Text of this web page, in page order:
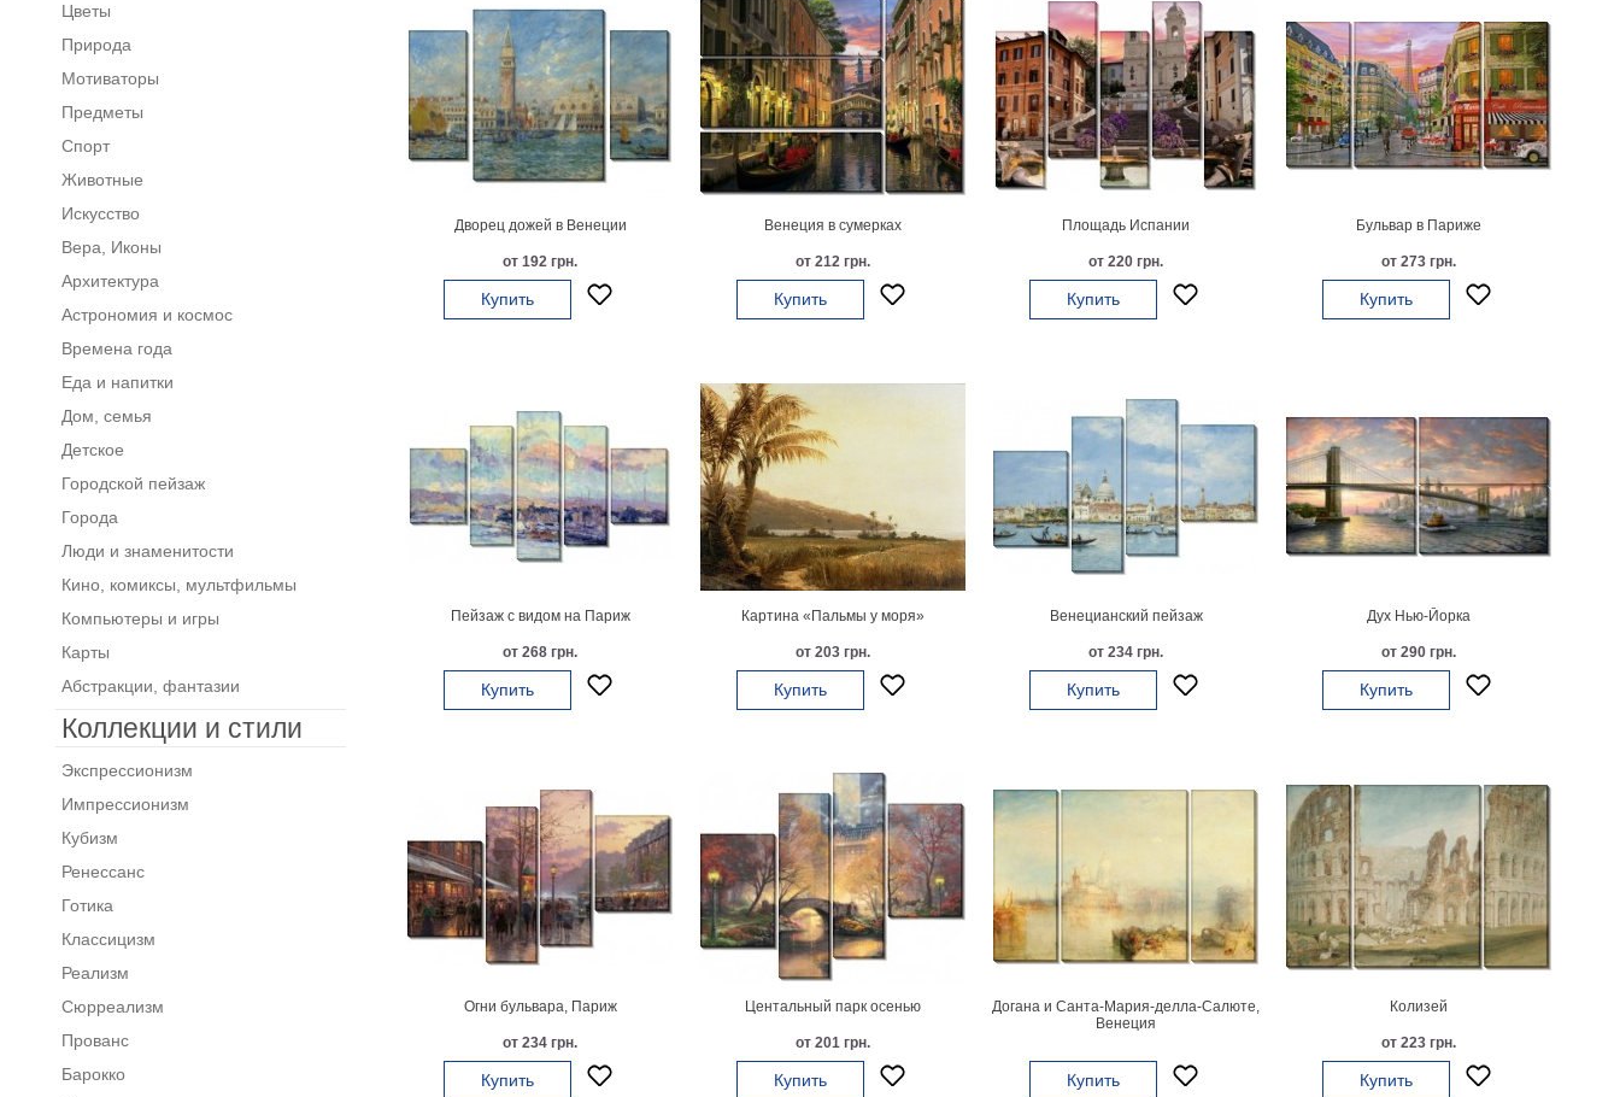
Дворец дожей в Венеции
от 192 грн.
Купить
Венеция в сумерках
от 212 грн.
Купить
Площадь Испании
от 220 грн.
Купить
Бульвар в Париже
от 273 грн.
Купить
Пейзаж с видом на Париж
от 268 грн.
Купить
Картина «Пальмы у моря»
от 203 грн.
Купить
Венецианский пейзаж
от 234 грн.
Купить
Дух Нью-Йорка
от 290 грн.
Купить
Огни бульвара, Париж
от 234 грн.
Купить
Центальный парк осенью
от 201 грн.
Купить
Догана и Санта-Мария-делла-Салюте,
Венеция
Купить
Колизей
от 223 грн.
Купить
Цветы
Природа
Мотиваторы
Предметы
Спорт
Животные
Искусство
Вера, Иконы
Архитектура
Астрономия и космос
Времена года
Еда и напитки
Дом, семья
Детское
Городской пейзаж
Города
Люди и знаменитости
Кино, комиксы, мультфильмы
Компьютеры и игры
Карты
Абстракции, фантазии
Коллекции и стили
Экспрессионизм
Импрессионизм
Кубизм
Ренессанс
Готика
Классицизм
Реализм
Сюрреализм
Прованс
Барокко